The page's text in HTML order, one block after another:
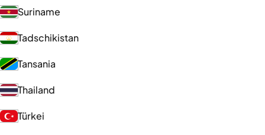
Suriname
Tadschikistan
Tansania
Thailand
Türkei